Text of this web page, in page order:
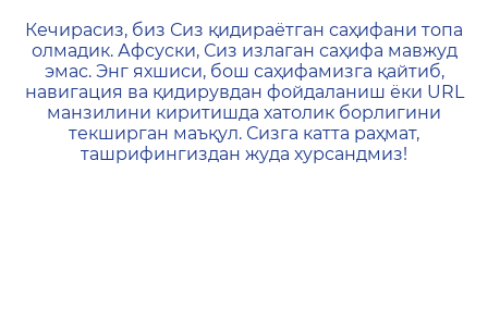
404 — Страница не
Кечирасиз, биз Сиз қидираётган саҳифани топа
олмадик. Афсуски, Сиз излаган саҳифа мавжуд
эмас. Энг яхшиси, бош саҳифамизга қайтиб,
навигация ва қидирувдан фойдаланиш ёки URL
манзилини киритишда хатолик борлигини
текширган маъқул. Сизга катта раҳмат,
ташрифингиздан жуда хурсандмиз!